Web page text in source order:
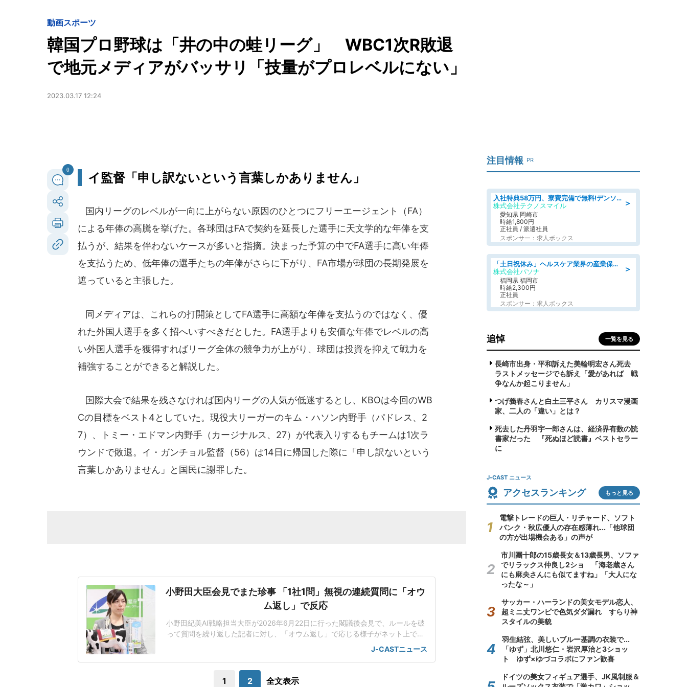
動画スポーツ
韓国プロ野球は「井の中の蛙リーグ」 WBC1次R敗退
で地元メディアがバッサリ「技量がプロレベルにない」
2023.03.17 12:24
0
イ監督「申し訳ないという言葉しかありません」
国内リーグのレベルが一向に上がらない原因のひとつにフリーエージェント（FA）
による年俸の高騰を挙げた。各球団はFAで契約を延長した選手に天文学的な年俸を支
払うが、結果を伴わないケースが多いと指摘。決まった予算の中でFA選手に高い年俸
を支払うため、低年俸の選手たちの年俸がさらに下がり、FA市場が球団の長期発展を
遮っていると主張した。
同メディアは、これらの打開策としてFA選手に高額な年俸を支払うのではなく、優
れた外国人選手を多く招へいすべきだとした。FA選手よりも安価な年俸でレベルの高
い外国人選手を獲得すればリーグ全体の競争力が上がり、球団は投資を抑えて戦力を
補強することができると解説した。
国際大会で結果を残さなければ国内リーグの人気が低迷するとし、KBOは今回のWB
Cの目標をベスト4としていた。現役大リーガーのキム・ハソン内野手（パドレス、2
7）、トミー・エドマン内野手（カージナルス、27）が代表入りするもチームは1次ラ
ウンドで敗退。イ・ガンチョル監督（56）は14日に帰国した際に「申し訳ないという
言葉しかありません」と国民に謝罪した。
小野田大臣会見でまた珍事 「1社1問」無視の連続質問に「オウ
ム返し」で反応
小野田紀美AI戦略担当大臣が2026年6月22日に行った閣議後会見で、ルールを破
って質問を繰り返した記者に対し、「オウム返し」で応じる様子がネット上で話
題となっている。人工知能基本計画の改定素案めぐり応酬小野田氏は会見で、人
工知能基本計画の改定素案を決定したことを報告した。話題を集めているのは、
日に公開した「新しいスパコ
J-CASTニュース
1 2 全文表示
注目情報 PR
＞
入社特典58万円、寮費完備で無料!デンソーで働こう!自動車工場で小型部品の検査業務 denso aichi
株式会社テクノスマイル
愛知県 岡崎市
時給1,800円
正社員 / 派遣社員
スポンサー：求人ボックス
＞
「土日祝休み」ヘルスケア業界の産業保健師/高時給/未経験OK/要資格:保健師、正看護師
株式会社パソナ
福岡県 福岡市
時給2,300円
正社員
スポンサー：求人ボックス
追悼 一覧を見る
長崎市出身・平和訴えた美輪明宏さん死去
ラストメッセージでも訴え「愛があれば 戦
争なんか起こりません」
つげ義春さんと白土三平さん カリスマ漫画
家、二人の「違い」とは？
死去した丹羽宇一郎さんは、経済界有数の読
書家だった 『死ぬほど読書』ベストセラー
に
J-CAST ニュース
アクセスランキング もっと見る
電撃トレードの巨人・リチャード、ソフト
バンク・秋広優人の存在感薄れ...「他球団
の方が出場機会ある」の声が
市川團十郎の15歳長女＆13歳長男、ソファ
でリラックス仲良し2ショ 「海老蔵さん
にも麻央さんにも似てますね」「大人にな
ったな～」
サッカー・ハーランドの美女モデル恋人、
超ミニ丈ワンピで色気ダダ漏れ すらり神
スタイルの美貌
羽生結弦、美しいブルー基調の衣装で...
「ゆず」北川悠仁・岩沢厚治と3ショッ
ト ゆず×ゆづコラボにファン歓喜
ドイツの美女フィギュア選手、JK風制服＆